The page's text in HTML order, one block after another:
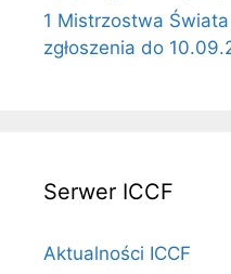
1 Mistrzostwa
zgłoszenia do
Serwer ICCF
Aktualności ICCF